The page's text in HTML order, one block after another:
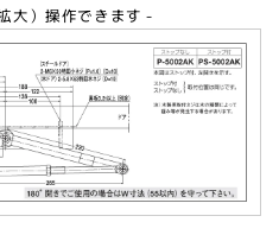
大）操作できます -